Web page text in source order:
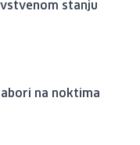
stanju
na noktima